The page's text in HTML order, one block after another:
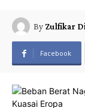
By Zulfikar
Facebook